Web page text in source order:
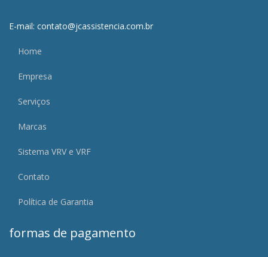
E-mail: contato@jcassistencia.com.br
Home
Empresa
Serviços
Marcas
Sistema VRV e VRF
Contato
Política de Garantia
formas de pagamento